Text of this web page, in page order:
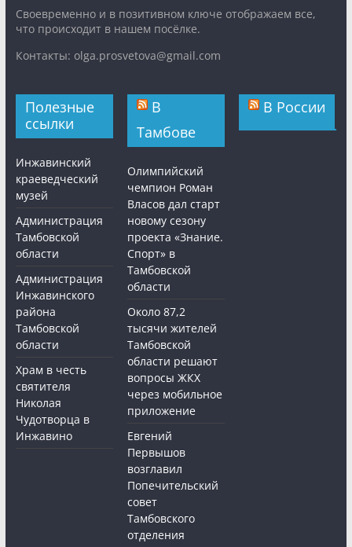
Cвоевременно и в позитивном ключе отображаем все,
что происходит в нашем посёлке.
Контакты: olga.prosvetova@gmail.com
Полезные
ссылки
Инжавинский
краеведческий
музей
Администрация
Тамбовской
области
Администрация
Инжавинского
района
Тамбовской
области
Храм в честь
святителя
Николая
Чудотворца в
Инжавино
В
Тамбове
Олимпийский
чемпион Роман
Власов дал старт
новому сезону
проекта «Знание.
Спорт» в
Тамбовской
области
Около 87,2
тысячи жителей
Тамбовской
области решают
вопросы ЖКХ
через мобильное
приложение
Евгений
Первышов
возглавил
Попечительский
совет
Тамбовского
отделения
В России